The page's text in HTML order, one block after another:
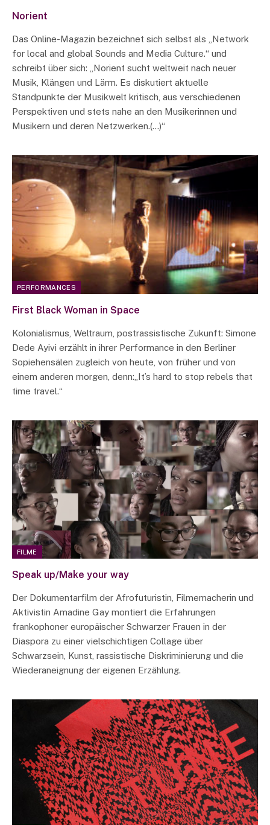
Norient
Das Online-Magazin bezeichnet sich selbst als „Network
for local and global Sounds and Media Culture.“ und
schreibt über sich: „Norient sucht weltweit nach neuer
Musik, Klängen und Lärm. Es diskutiert aktuelle
Standpunkte der Musikwelt kritisch, aus verschiedenen
Perspektiven und stets nahe an den Musikerinnen und
Musikern und deren Netzwerken.(…)“
PERFORMANCES
First Black Woman in Space
Kolonialismus, Weltraum, postrassistische Zukunft: Simone
Dede Ayivi erzählt in ihrer Performance in den Berliner
Sopiehensälen zugleich von heute, von früher und von
einem anderen morgen, denn:„It’s hard to stop rebels that
time travel.“
FILME
Speak up/Make your way
Der Dokumentarfilm der Afrofuturistin, Filmemacherin und
Aktivistin Amadine Gay montiert die Erfahrungen
frankophoner europäischer Schwarzer Frauen in der
Diaspora zu einer vielschichtigen Collage über
Schwarzsein, Kunst, rassistische Diskriminierung und die
Wiederaneignung der eigenen Erzählung.